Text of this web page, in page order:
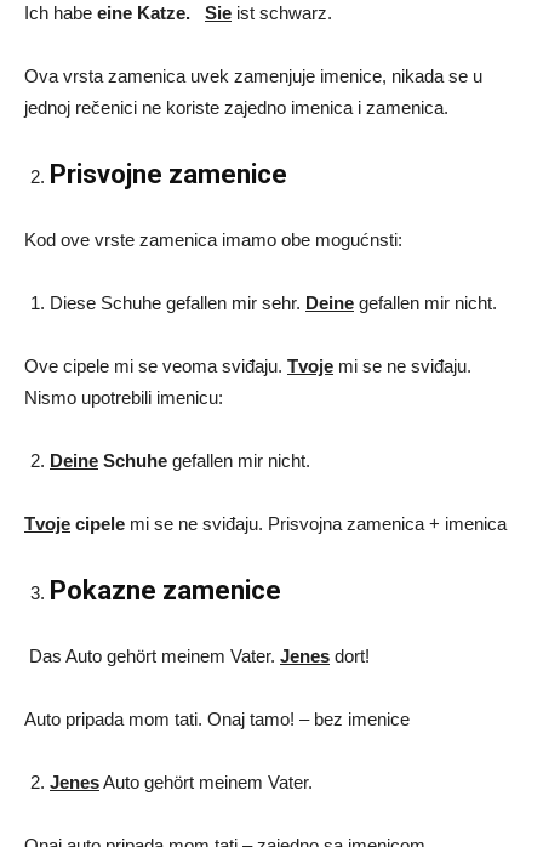
Ich habe eine Katze. Sie ist schwarz.
Ova vrsta zamenica uvek zamenjuje imenice, nikada se u
jednoj rečenici ne koriste zajedno imenica i zamenica.
Prisvojne zamenice
Kod ove vrste zamenica imamo obe mogućnsti:
Diese Schuhe gefallen mir sehr. Deine gefallen mir nicht.
Ove cipele mi se veoma sviđaju. Tvoje mi se ne sviđaju.
Nismo upotrebili imenicu:
Deine Schuhe gefallen mir nicht.
Tvoje cipele mi se ne sviđaju. Prisvojna zamenica + imenica
Pokazne zamenice
Das Auto gehört meinem Vater. Jenes dort!
Auto pripada mom tati. Onaj tamo! – bez imenice
JenesAuto gehört meinem Vater.